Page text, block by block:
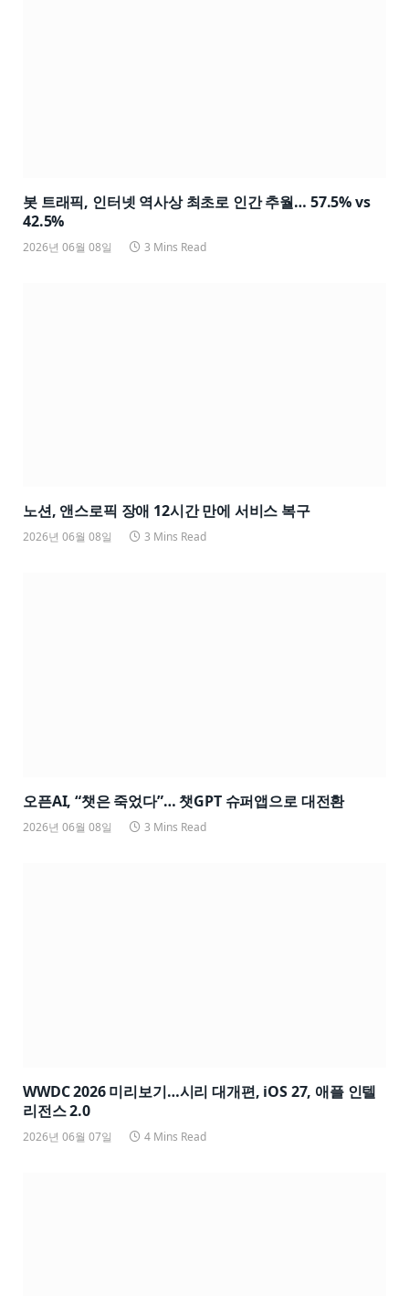
봇 트래픽, 인터넷 역사상 최초로 인간 추월… 57.5% vs
42.5%
2026년 06월 08일 3 Mins Read
노션, 앤스로픽 장애 12시간 만에 서비스 복구
2026년 06월 08일 3 Mins Read
오픈AI, “챗은 죽었다”… 챗GPT 슈퍼앱으로 대전환
2026년 06월 08일 3 Mins Read
WWDC 2026 미리보기…시리 대개편, iOS 27, 애플 인텔
리전스 2.0
2026년 06월 07일 4 Mins Read